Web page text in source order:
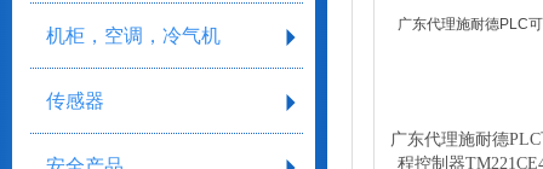
机柜，空调，冷气机
传感器
广东代理施耐德
程控制器